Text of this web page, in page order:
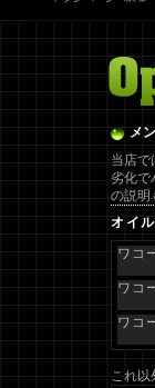
メ
当店で
劣化で
の説明
オイ
ワコ
ワコ
ワコ
これ以